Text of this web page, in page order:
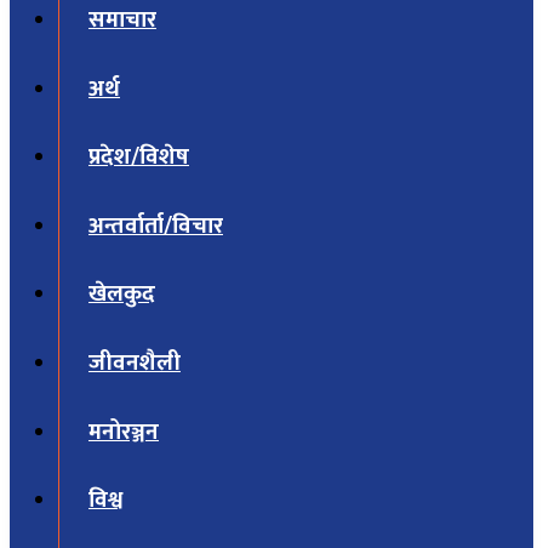
समाचार
अर्थ
प्रदेश/विशेष
अन्तर्वार्ता/विचार
खेलकुद
जीवनशैली
मनोरञ्जन
विश्व